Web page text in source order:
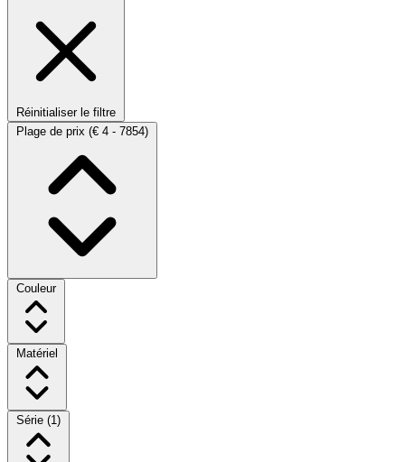
Réinitialiser le filtre
Plage de prix (€ 4 - 7854)
Couleur
Matériel
Série (1)